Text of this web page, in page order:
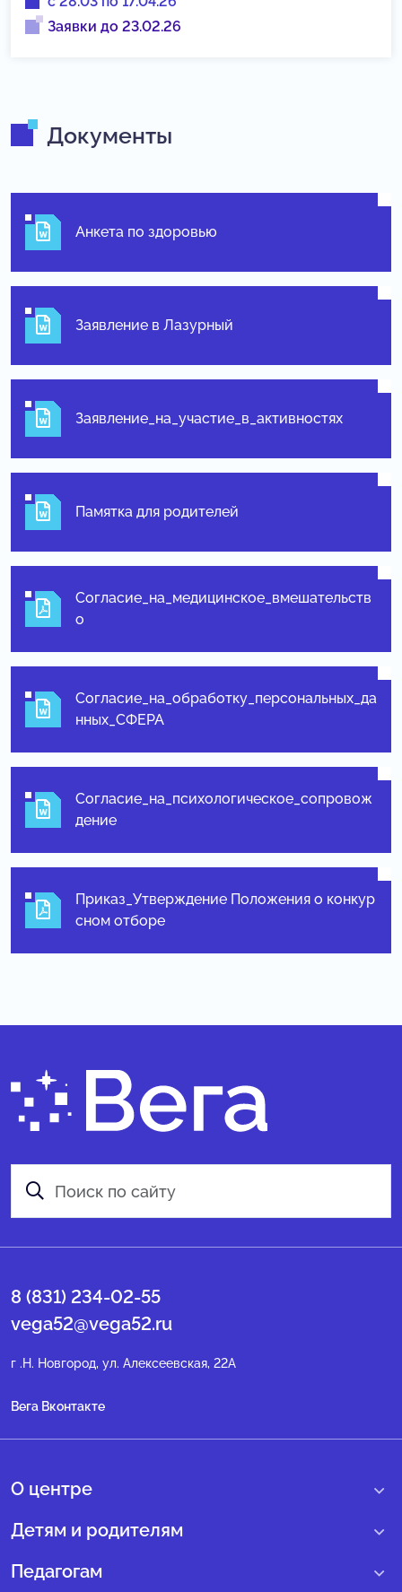
Заявки до 23.02.26
Документы
Анкета по здоровью
Заявление в Лазурный
Заявление_на_участие_в_активностях
Памятка для родителей
Согласие_на_медицинское_вмешательств
о
Согласие_на_обработку_персональных_да
нных_СФЕРА
Согласие_на_психологическое_сопровож
дение
Приказ_Утверждение Положения о конкур
сном отборе
8 (831) 234-02-55
vega52@vega52.ru
г .Н. Новгород, ул. Алексеевская, 22А
Вега Вконтакте
О центре
О нас
Структура регионального центра
Детям и родителям
Учебные интенсивные сборы
Педагогам